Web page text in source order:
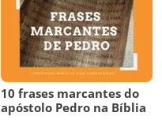
10 frases marcantes do
apóstolo Pedro na Bíblia